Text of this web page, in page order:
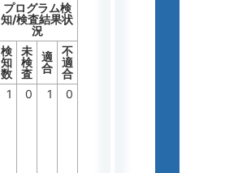
プログラム検
知/検査結果状
況
検
知
数
未
検
査
適
合
不
適
合
1 0 1
0